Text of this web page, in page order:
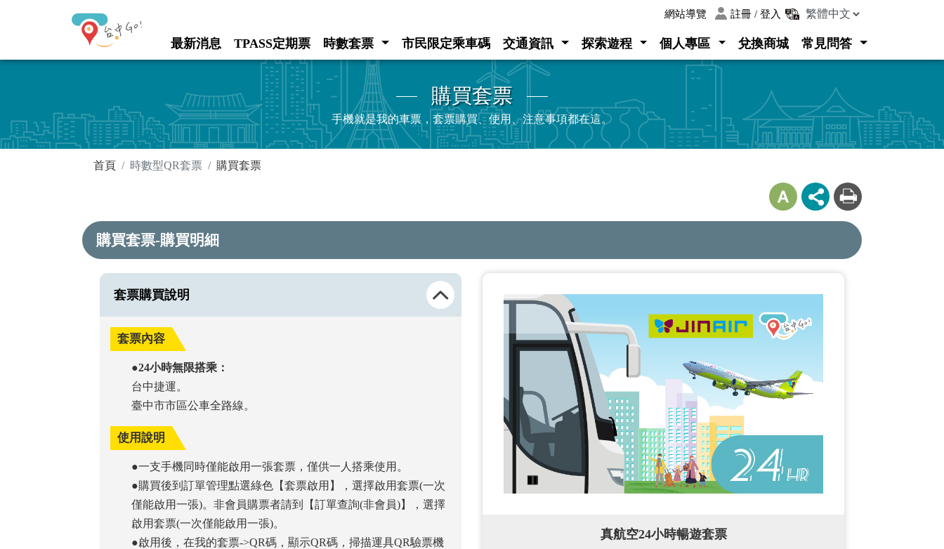
網站導覽 註冊 / 登入
最新消息 TPASS定期票 時數套票 市民限定乘車碼 交通資訊 探索遊程 個人專區 兌換商城 常見問答
購買套票
手機就是我的車票，套票購買、使用、注意事項都在這。
首頁 時數型QR套票 購買套票
購買套票-購買明細
套票購買說明
套票內容
●24小時無限搭乘：
台中捷運。
臺中市市區公車全路線。
使用說明
●一支手機同時僅能啟用一張套票，僅供一人搭乘使用。
●購買後到訂單管理點選綠色【套票啟用】，選擇啟用套票(一次
僅能啟用一張)。非會員購票者請到【訂單查詢(非會員)】，選擇
啟用套票(一次僅能啟用一張)。
●啟用後，在我的套票->QR碼，顯示QR碼，掃描運具QR驗票機
真航空24小時暢遊套票